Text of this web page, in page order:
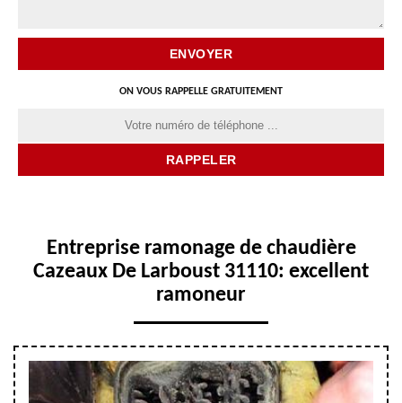
ON VOUS RAPPELLE GRATUITEMENT
Entreprise ramonage de chaudière
Cazeaux De Larboust 31110: excellent
ramoneur